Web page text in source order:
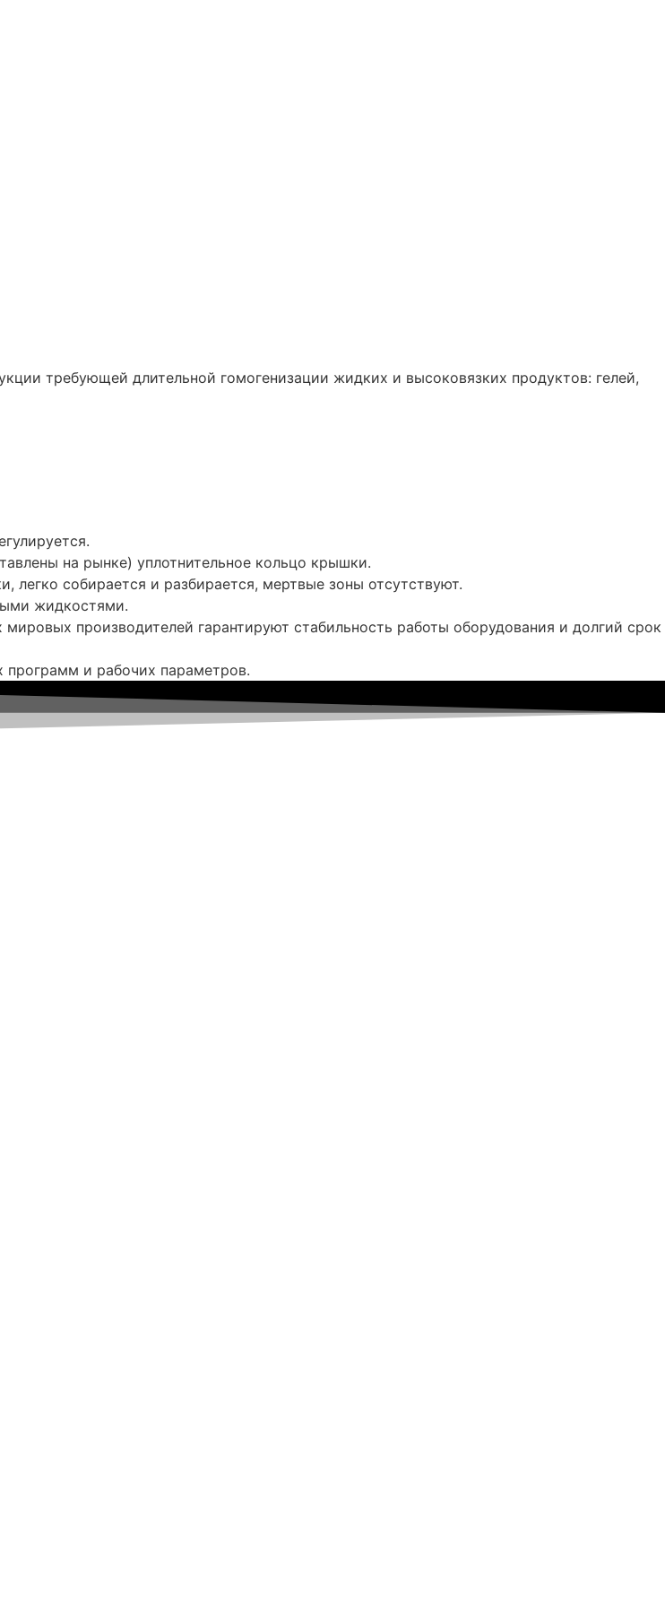
требующей длительной гомогенизации жидких и высоковязких продуктов: гелей,
на рынке) уплотнительное кольцо крышки.
легко собирается и разбирается, мертвые зоны отсутствуют.
жидкостями.
производителей гарантируют стабильность работы оборудования и долгий срок
программ и рабочих параметров.